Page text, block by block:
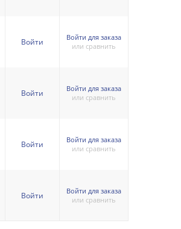
Войти
Войти для заказа
или сравнить
Войти
Войти для заказа
или сравнить
Войти
Войти для заказа
или сравнить
Войти
Войти для заказа
или сравнить